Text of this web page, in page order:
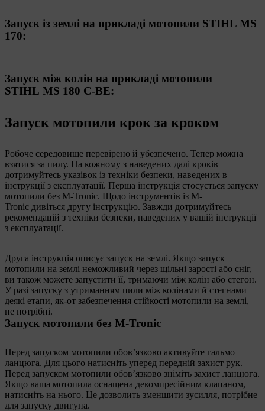
Запуск із землі на прикладі мотопили STIHL MS
170:
Запуск між колін на прикладі мотопили
STIHL MS 180 C-BE:
Запуск мотопили крок за кроком
Робоче середовище перевірено й убезпечено. Тепер можна
взятися за пилу. На кожному з наведених далі кроків
дотримуйтесь указівок із техніки безпеки, наведених в
інструкції з експлуатації. Перша інструкція стосується запуску
мотопили без M-Tronic. Щодо інструментів із M-
Tronic дивіться другу інструкцію. Завжди дотримуйтесь
рекомендацій з техніки безпеки, наведених у вашій інструкції
з експлуатації.
Друга інструкція описує запуск на землі. Якщо запуск
мотопили на землі неможливий через щільні зарості або сніг,
ви також можете запустити її, тримаючи між колін або стегон.
У разі запуску з утриманням пили між колінами й стегнами
деякі етапи, як-от забезпечення стійкості мотопили на землі,
не потрібні.
Запуск мотопили без M-Tronic
Перед запуском мотопили обов’язково активуйте гальмо
ланцюга. Для цього натисніть уперед передній захист рук.
Перед запуском мотопили обов’язково зніміть захист ланцюга.
Якщо ваша мотопила оснащена декомпресійним клапаном,
натисніть на нього. Це дозволить зменшити зусилля, потрібне
для запуску двигуна.